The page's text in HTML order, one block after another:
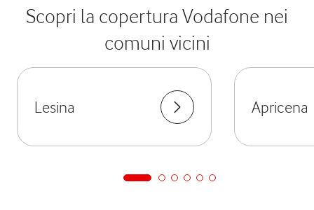
Scopri la copertura Vodafone nei
comuni vicini
Lesina Apricena